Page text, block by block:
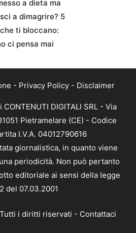
a dieta ma
a dimagrire? 5
ti bloccano:
ci pensa mai
- Privacy Policy - Disclaimer
DIGITALI SRL - Via
Pietramelare (CE) - Codice
I.V.A. 04012790616
giornalistica, in quanto viene
periodicità. Non può pertanto
editoriale ai sensi della legge
del 07.03.2001
i diritti riservati - Contattaci